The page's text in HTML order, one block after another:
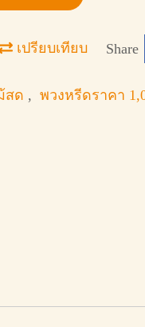
เปรียบเทียบ Share
สด , พวงหรีดราคา